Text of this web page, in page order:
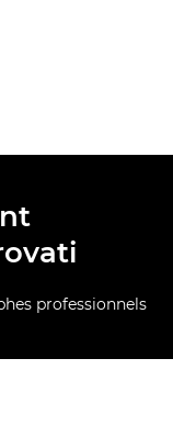
professionnels